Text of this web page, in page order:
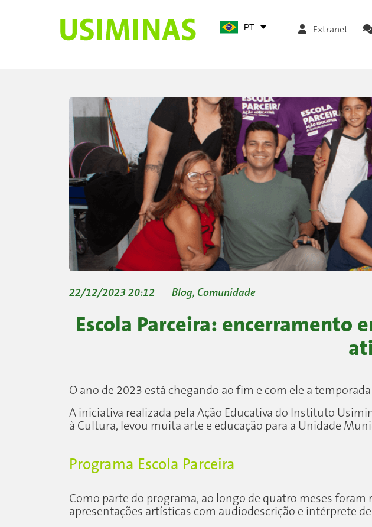
PT Extranet
22/12/2023 20:12 Blog, Comunidade
Escola Parceira: encerramento
O ano de 2023 está chegando ao fim e com ele a
A iniciativa realizada pela Ação Educativa do Instituto
à Cultura, levou muita arte e educação para a Unidade
Programa Escola Parceira
Como parte do programa, ao longo de quatro meses
apresentações artísticas com audiodescrição e intérprete